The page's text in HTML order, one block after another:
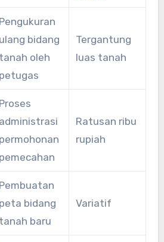
Pengukuran
ulang bidang
tanah oleh
petugas
Tergantung
luas tanah
Proses
administrasi
permohonan
pemecahan
Ratusan ribu
rupiah
Pembuatan
peta bidang
tanah baru
Variatif